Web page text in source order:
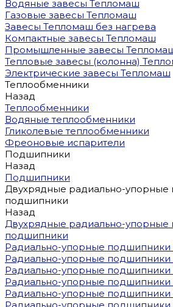
Водяные завесы Тепломаш
Газовые завесы Тепломаш
Завесы Тепломаш без нагрева
Компактные завесы Тепломаш
Промышленные завесы Тепломаш
Тепловые завесы (колонна)
Электрические завесы Тепломаш
Теплообменники
Назад
Теплообменники
Водяные теплообменники
Гликолевые теплообменники
Фреоновые испарители
Подшипники
Назад
Подшипники
Двухрядные радиально-
подшипники
Назад
Двухрядные радиально-
подшипники
Радиально-упорные подшипники
Радиально-упорные подшипники
Радиально-упорные подшипники
Радиально-упорные подшипники
Радиально-упорные подшипники